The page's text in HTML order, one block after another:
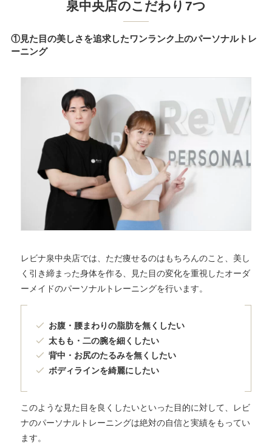
泉中央店のこだわり7つ
①見た目の美しさを追求したワンランク上のパーソナルトレ
ーニング
レビナ泉中央店では、ただ痩せるのはもちろんのこと、美し
く引き締まった身体を作る、見た目の変化を重視したオーダ
ーメイドのパーソナルトレーニングを行います。
お腹・腰まわりの脂肪を無くしたい
太もも・二の腕を細くしたい
背中・お尻のたるみを無くしたい
ボディラインを綺麗にしたい
このような見た目を良くしたいといった目的に対して、レビ
ナのパーソナルトレーニングは絶対の自信と実績をもってい
ます。